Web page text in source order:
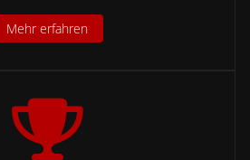
Mehr erfahren